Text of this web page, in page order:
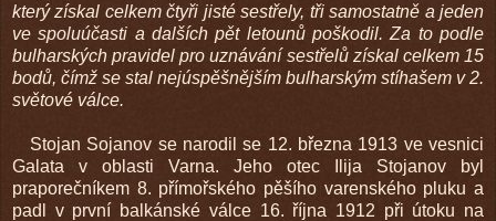
který získal celkem čtyři jisté sestřely, tři samostatně a jeden
ve spoluúčasti a dalších pět letounů poškodil. Za to podle
bulharských pravidel pro uznávání sestřelů získal celkem 15
bodů, čímž se stal nejúspěšnějším bulharským stíhašem v 2.
světové válce.
Stojan Sojanov se narodil se 12. března 1913 ve vesnici
Galata v oblasti Varna. Jeho otec Ilija Stojanov byl
praporečníkem 8. přímořského pěšího varenského pluku a
padl v první balkánské válce 16. října 1912 při útoku na